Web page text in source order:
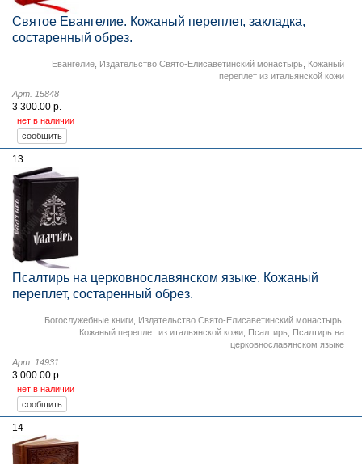
Святое Евангелие. Кожаный переплет, закладка,
состаренный обрез.
Евангелие Издательство Свято-Елисаветинский монастырь Кожаный
переплет из итальянской кожи
Арт. 15848
3 300.00 р.
нет в наличии
13
Псалтирь на церковнославянском языке. Кожаный
переплет, состаренный обрез.
Богослужебные книги Издательство Свято-Елисаветинский монастырь
Кожаный переплет из итальянской кожи Псалтирь Псалтирь на
церковнославянском языке
Арт. 14931
3 000.00 р.
нет в наличии
14